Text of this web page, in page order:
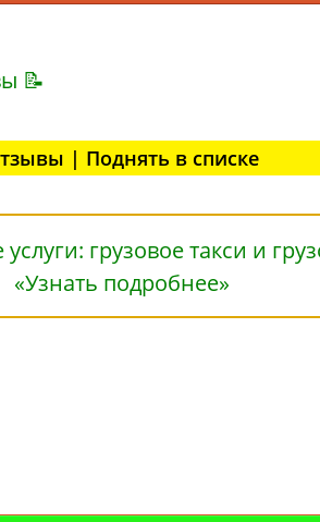
📝
| Поднять в списке
«Узнать подробнее»